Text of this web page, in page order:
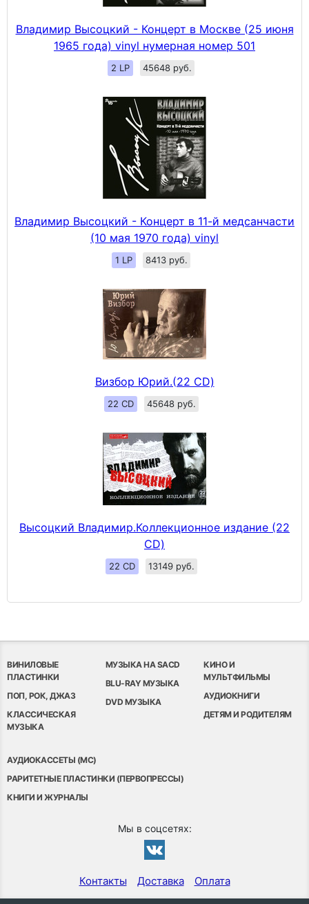
Владимир Высоцкий - Концерт в Москве (25 июня
1965 года) vinyl нумерная номер 501
2 LP 45648 руб.
Владимир Высоцкий - Концерт в 11-й медсанчасти
(10 мая 1970 года) vinyl
1 LP 8413 руб.
Визбор Юрий.(22 CD)
22 CD 45648 руб.
Высоцкий Владимир.Коллекционное издание (22
CD)
22 CD 13149 руб.
ВИНИЛОВЫЕ
ПЛАСТИНКИ
ПОП, РОК, ДЖАЗ
КЛАССИЧЕСКАЯ
МУЗЫКА
МУЗЫКА НА SACD
BLU-RAY МУЗЫКА
DVD МУЗЫКА
КИНО И
МУЛЬТФИЛЬМЫ
АУДИОКНИГИ
ДЕТЯМ И РОДИТЕЛЯМ
АУДИОКАССЕТЫ (MC)
РАРИТЕТНЫЕ ПЛАСТИНКИ (ПЕРВОПРЕССЫ)
КНИГИ И ЖУРНАЛЫ
Мы в соцсетях:
Контакты Доставка Оплата